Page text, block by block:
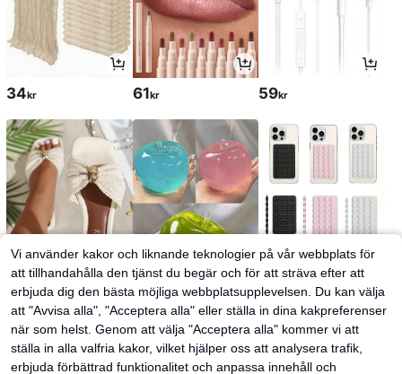
34kr 61kr 59kr
124 44kr 32
Vi använder kakor och liknande teknologier på vår webbplats för
att tillhandahålla den tjänst du begär och för att sträva efter att
erbjuda dig den bästa möjliga webbplatsupplevelsen. Du kan välja
att "Avvisa alla", "Acceptera alla" eller ställa in dina kakpreferenser
när som helst. Genom att välja "Acceptera alla" kommer vi att
ställa in alla valfria kakor, vilket hjälper oss att analysera trafik,
erbjuda förbättrad funktionalitet och anpassa innehåll och